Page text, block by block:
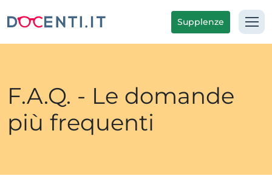
Supplenze
F.A.Q. - Le domande
più frequenti